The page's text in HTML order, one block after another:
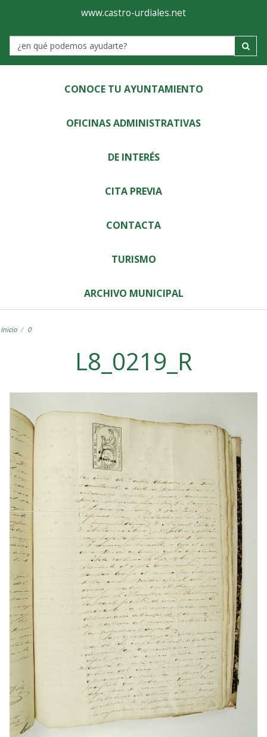
Ayuntamiento
de
Castro-
Urdiales
www.castro-urdiales.net
Label
CONOCE TU AYUNTAMIENTO
OFICINAS ADMINISTRATIVAS
DE INTERÉS
CITA PREVIA
CONTACTA
TURISMO
ARCHIVO MUNICIPAL
Inicio 0
L8_0219_R